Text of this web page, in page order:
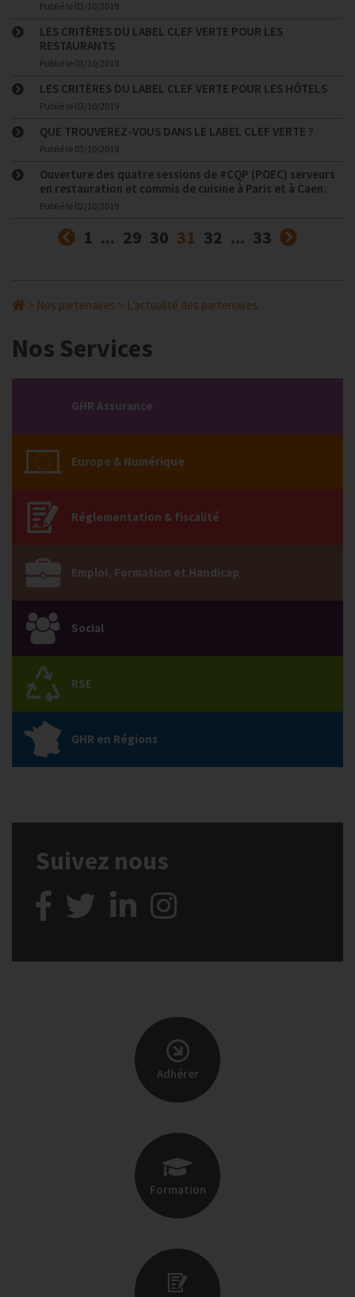
Publié le 03/10/2019
LES CRITÈRES DU LABEL CLEF VERTE POUR LES
RESTAURANTS
Publié le 03/10/2019
LES CRITÈRES DU LABEL CLEF VERTE POUR LES HÔTELS
Publié le 03/10/2019
QUE TROUVEREZ-VOUS DANS LE LABEL CLEF VERTE ?
Publié le 03/10/2019
Ouverture des quatre sessions de #CQP (POEC) serveurs
en restauration et commis de cuisine à Paris et à Caen.
Publié le 02/10/2019
Précédent
1 ... 29 30 31 (courante)
32 ... 33
> Nos partenaires > L’actualité des partenaires
Nos Services
GHR Assurance
Europe & Numérique
Réglementation & fiscalité
Emploi, Formation et Handicap
Social
RSE
GHR en Régions
Suivez nous
Adhérer
Formation